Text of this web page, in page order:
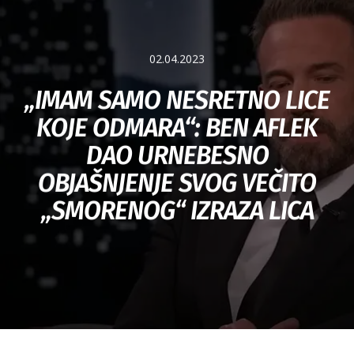
02.04.2023
„IMAM SAMO NESRETNO LICE
KOJE ODMARA“: BEN AFLEK
DAO URNEBESNO
OBJAŠNJENJE SVOG VEČITO
„SMORENOG“ IZRAZA LICA